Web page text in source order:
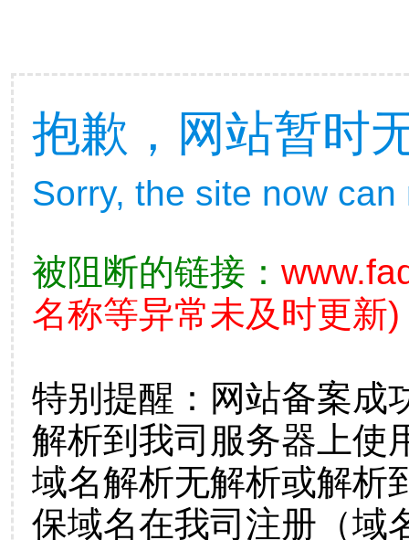
抱歉，网站暂时
Sorry, the site now
被阻断的链接：
名称等异常未及时更新)
特别提醒：网站备案成
解析到我司服务器上使
域名解析无解析或解析
保域名在我司注册（域